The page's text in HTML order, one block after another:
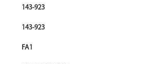
143-923
143-923
FA1